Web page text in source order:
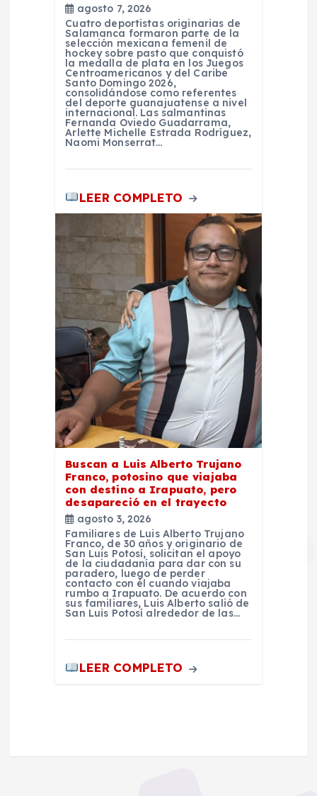
agosto 7, 2026
Cuatro deportistas originarias de
Salamanca formaron parte de la
selección mexicana femenil de
hockey sobre pasto que conquistó
la medalla de plata en los Juegos
Centroamericanos y del Caribe
Santo Domingo 2026,
consolidándose como referentes
del deporte guanajuatense a nivel
internacional. Las salmantinas
Fernanda Oviedo Guadarrama,
Arlette Michelle Estrada Rodríguez,
Naomi Monserrat…
LEER COMPLETO
Buscan a Luis Alberto Trujano
Franco, potosino que viajaba
con destino a Irapuato, pero
desapareció en el trayecto
agosto 3, 2026
Familiares de Luis Alberto Trujano
Franco, de 30 años y originario de
San Luis Potosí, solicitan el apoyo
de la ciudadanía para dar con su
paradero, luego de perder
contacto con él cuando viajaba
rumbo a Irapuato. De acuerdo con
sus familiares, Luis Alberto salió de
San Luis Potosí alrededor de las…
LEER COMPLETO